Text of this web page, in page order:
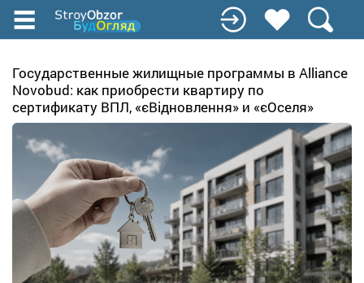
Перейти
содержанию
Государственные жилищные программы в Alliance
Novobud: как приобрести квартиру по
сертификату ВПЛ, «єВідновлення» и «єОселя»